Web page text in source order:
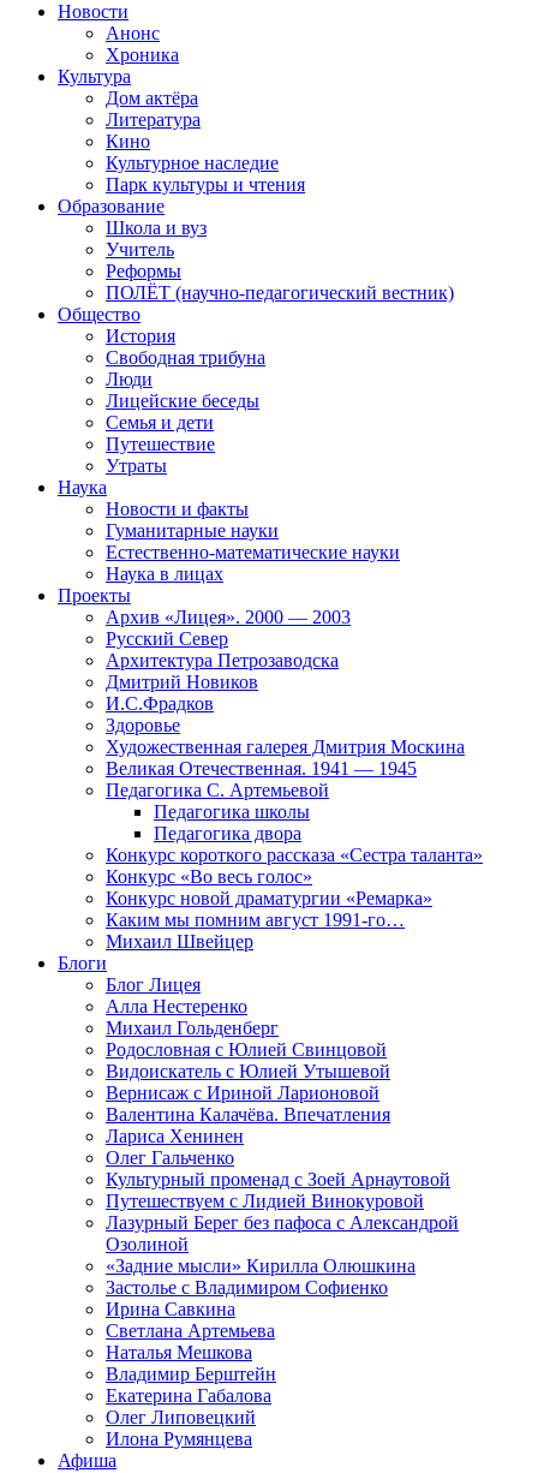
Новости
Анонс
Хроника
Культура
Дом актёра
Литература
Кино
Культурное наследие
Парк культуры и чтения
Образование
Школа и вуз
Учитель
Реформы
ПОЛЁТ (научно-педагогический вестник)
Общество
История
Свободная трибуна
Люди
Лицейские беседы
Семья и дети
Путешествие
Утраты
Наука
Новости и факты
Гуманитарные науки
Естественно-математические науки
Наука в лицах
Проекты
Архив «Лицея». 2000 — 2003
Русский Север
Архитектура Петрозаводска
Дмитрий Новиков
И.С.Фрадков
Здоровье
Художественная галерея Дмитрия Москина
Великая Отечественная. 1941 — 1945
Педагогика С. Артемьевой
Педагогика школы
Педагогика двора
Конкурс короткого рассказа «Сестра таланта»
Конкурс «Во весь голос»
Конкурс новой драматургии «Ремарка»
Каким мы помним август 1991-го…
Михаил Швейцер
Блоги
Блог Лицея
Алла Нестеренко
Михаил Гольденберг
Родословная с Юлией Свинцовой
Видоискатель с Юлией Утышевой
Вернисаж с Ириной Ларионовой
Валентина Калачёва. Впечатления
Лариса Хенинен
Олег Гальченко
Культурный променад с Зоей Арнаутовой
Путешествуем с Лидией Винокуровой
Лазурный Берег без пафоса с Александрой
Озолиной
«Задние мысли» Кирилла Олюшкина
Застолье с Владимиром Софиенко
Ирина Савкина
Светлана Артемьева
Наталья Мешкова
Владимир Берштейн
Екатерина Габалова
Олег Липовецкий
Илона Румянцева
Афиша